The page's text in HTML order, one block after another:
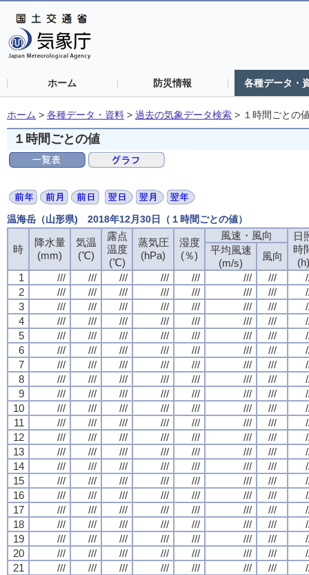
ホーム 防災情報 各種データ・
ホーム > 各種データ・資料 > 過去の気象データ検索 > １時間ごとの
１時間ごとの値
温海岳（山形県) 2018年12月30日（１時間ごとの値）
時
降水量
(mm)
気温
(℃)
露点
温度
(℃)
蒸気圧
(hPa)
湿度
(％)
風速・風向
日
時
(h)
平均風速
(m/s)
風向
1
/// /// /// /// /// /// ///
2
/// /// /// /// /// /// ///
3
/// /// /// /// /// /// ///
4
/// /// /// /// /// /// ///
5
/// /// /// /// /// /// ///
6
/// /// /// /// /// /// ///
7
/// /// /// /// /// /// ///
8
/// /// /// /// /// /// ///
9
/// /// /// /// /// /// ///
10
/// /// /// /// /// /// ///
11
/// /// /// /// /// /// ///
12
/// /// /// /// /// /// ///
13
/// /// /// /// /// /// ///
14
/// /// /// /// /// /// ///
15
/// /// /// /// /// /// ///
16
/// /// /// /// /// /// ///
17
/// /// /// /// /// /// ///
18
/// /// /// /// /// /// ///
19
/// /// /// /// /// /// ///
20
/// /// /// /// /// /// ///
21
/// /// /// /// /// /// ///